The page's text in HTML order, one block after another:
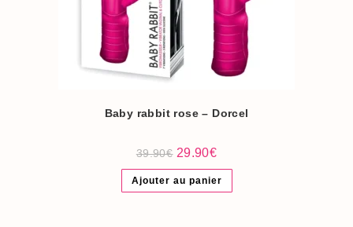
Baby rabbit rose – Dorcel
39.90€ Le
initial
était :
39.90€.
29.90€Le
actuel
est :
29.90€.
Ajouter au panier